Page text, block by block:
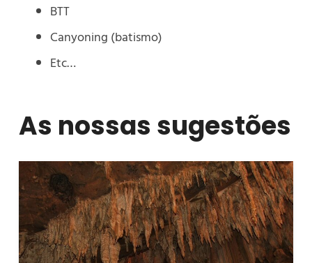
BTT
Canyoning (batismo)
Etc…
As nossas sugestões